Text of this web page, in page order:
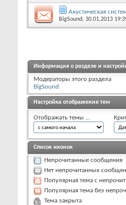
Акустическая
BigSound, 30.01.2013
Информация о разделе и
Модераторы этого раздела
BigSound
Настройка отображения тем
Отображать темы ...
Список иконок
Непрочитанные сообщения
Нет непрочитанных
Популярная тема с
Популярная тема без
Тема закрыта